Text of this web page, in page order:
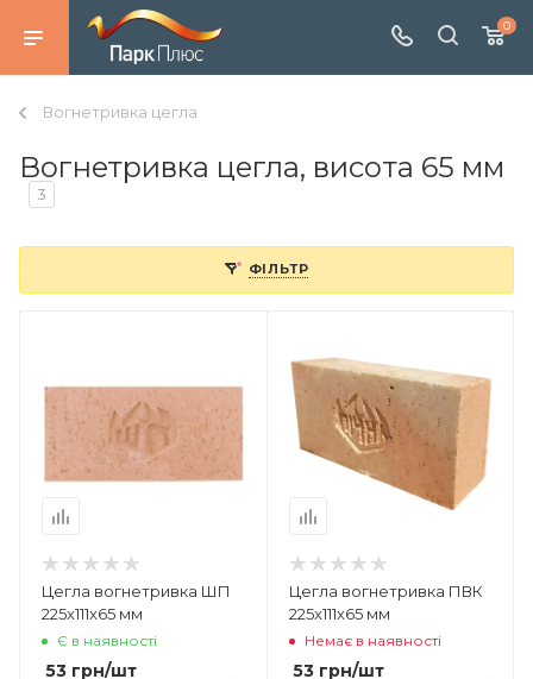
0
Вогнетривка цегла
Вогнетривка цегла, висота 65 мм
3
ФІЛЬТР
Цегла вогнетривка ШП
225x111x65 мм
Є в наявності
53 грн/шт
Цегла вогнетривка ПВК
225x111x65 мм
Немає в наявності
53грн/шт